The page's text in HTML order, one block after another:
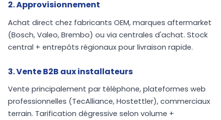
2. Approvisionnement
Achat direct chez fabricants OEM, marques aftermarket
(Bosch, Valeo, Brembo) ou via centrales d'achat. Stock
central + entrepôts régionaux pour livraison rapide.
3. Vente B2B aux installateurs
Vente principalement par téléphone, plateformes web
professionnelles (TecAlliance, Hostettler), commerciaux
terrain. Tarification dégressive selon volume +